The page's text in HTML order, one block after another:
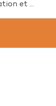
et ...